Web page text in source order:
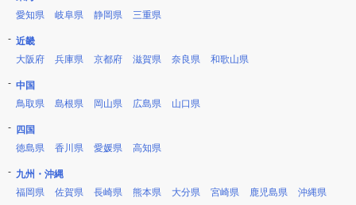
愛知県
岐阜県 静岡県 三重県
近畿
大阪府
兵庫県 京都府 滋賀県 奈良県 和歌山県
中国
鳥取県
島根県 岡山県 広島県 山口県
四国
徳島県
香川県 愛媛県 高知県
九州・沖縄
福岡県
佐賀県 長崎県 熊本県 大分県 宮崎県 鹿児島県 沖縄県